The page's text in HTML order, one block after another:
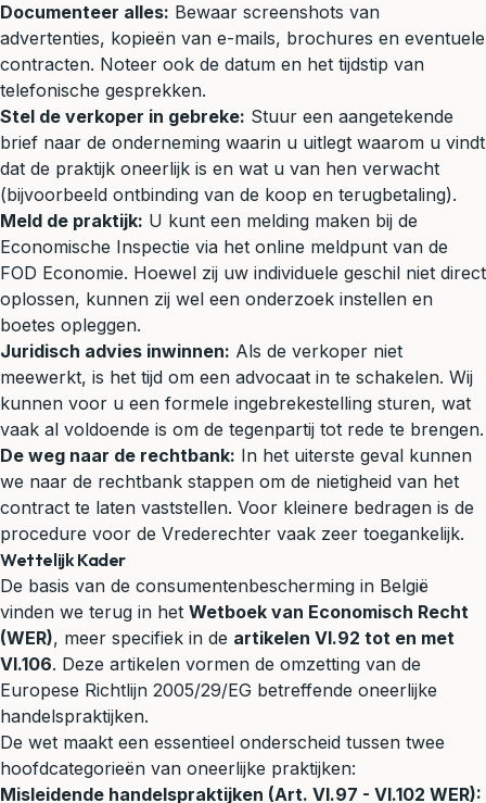
Documenteer alles: Bewaar screenshots van
advertenties, kopieën van e-mails, brochures en eventuele
contracten. Noteer ook de datum en het tijdstip van
telefonische gesprekken.
Stel de verkoper in gebreke: Stuur een aangetekende
brief naar de onderneming waarin u uitlegt waarom u vindt
dat de praktijk oneerlijk is en wat u van hen verwacht
(bijvoorbeeld ontbinding van de koop en terugbetaling).
Meld de praktijk: U kunt een melding maken bij de
Economische Inspectie via het online meldpunt van de
FOD Economie. Hoewel zij uw individuele geschil niet direct
oplossen, kunnen zij wel een onderzoek instellen en
boetes opleggen.
Juridisch advies inwinnen: Als de verkoper niet
meewerkt, is het tijd om een advocaat in te schakelen. Wij
kunnen voor u een formele ingebrekestelling sturen, wat
vaak al voldoende is om de tegenpartij tot rede te brengen.
De weg naar de rechtbank: In het uiterste geval kunnen
we naar de rechtbank stappen om de nietigheid van het
contract te laten vaststellen. Voor kleinere bedragen is de
procedure voor de Vrederechter vaak zeer toegankelijk.
Wettelijk Kader
De basis van de consumentenbescherming in België
vinden we terug in het Wetboek van Economisch Recht
(WER), meer specifiek in de artikelen VI.92 tot en met
VI.106. Deze artikelen vormen de omzetting van de
Europese Richtlijn 2005/29/EG betreffende oneerlijke
handelspraktijken.
De wet maakt een essentieel onderscheid tussen twee
hoofdcategorieën van oneerlijke praktijken:
Misleidende handelspraktijken (Art. VI.97 - VI.102 WER):